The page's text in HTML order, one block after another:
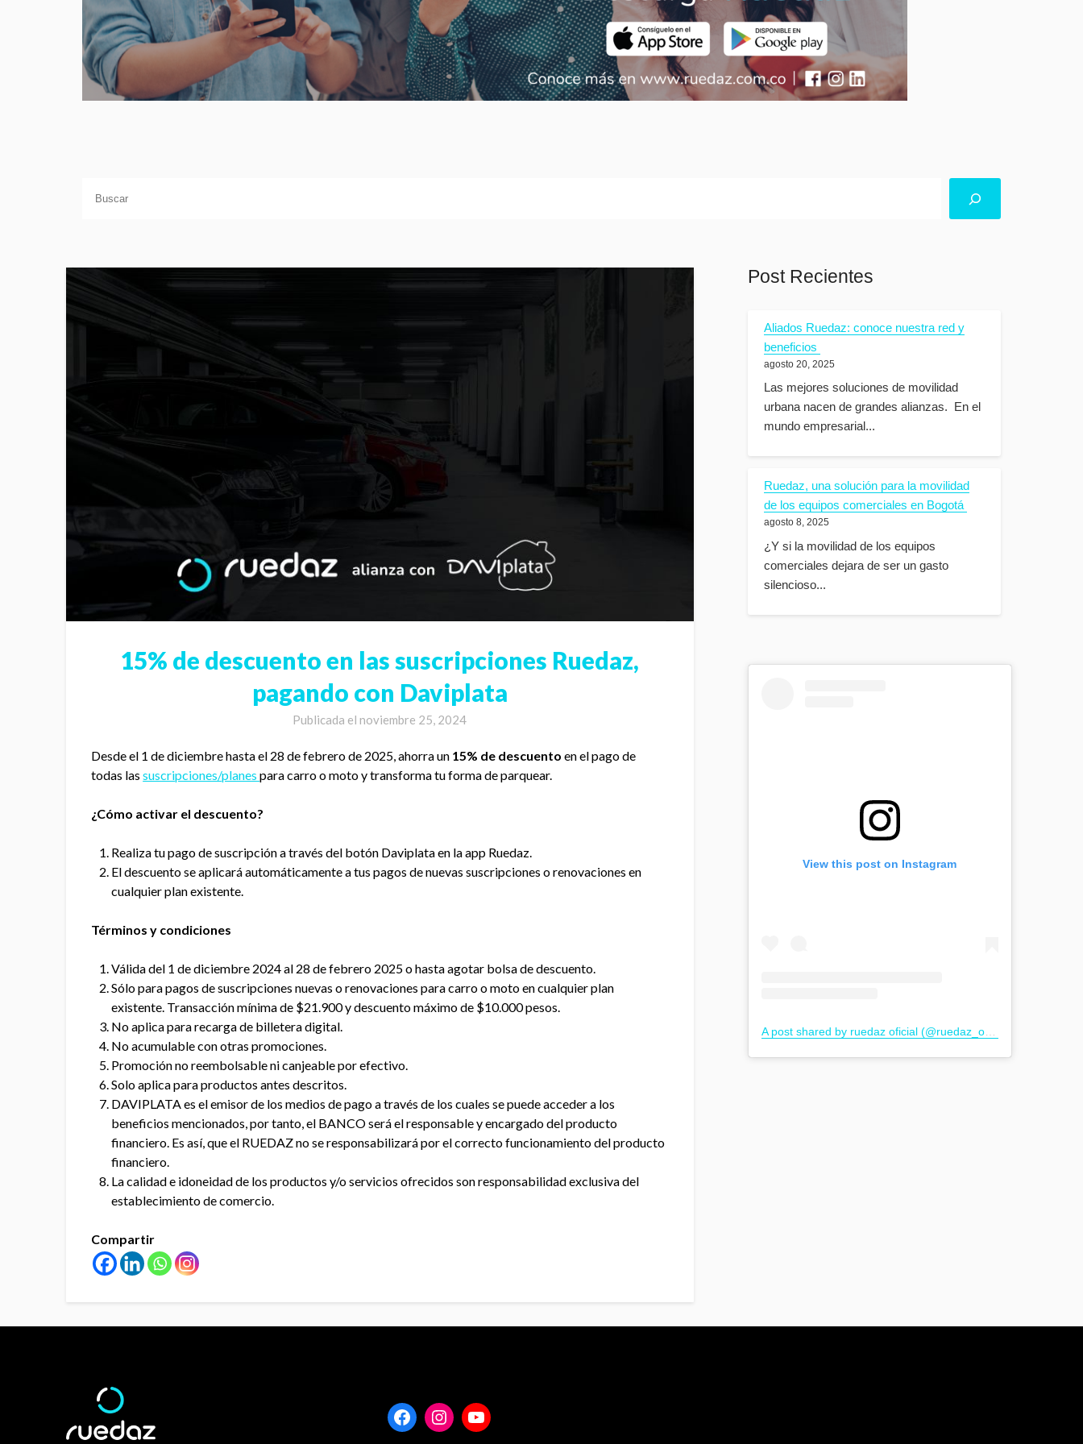
15% de descuento en las suscripciones Ruedaz,
pagando con Daviplata
Publicada el noviembre 25, 2024
Desde el 1 de diciembre hasta el 28 de febrero de 2025, ahorra un 15% de descuento en el pago de
todas lassuscripciones/planespara carro o moto y transforma tu forma de parquear.
¿Cómo activar el descuento?
Realiza tu pago de suscripción a través del botón Daviplata en la app Ruedaz.
El descuento se aplicará automáticamente a tus pagos de nuevas suscripciones o renovaciones en
cualquier plan existente.
Términos y condiciones
Válida del 1 de diciembre 2024 al 28 de febrero 2025 o hasta agotar bolsa de descuento.
​Sólo para pagos de suscripciones nuevas o renovaciones para carro o moto en cualquier plan
existente. Transacción mínima de $21.900 y descuento máximo de $10.000 pesos.
No aplica para recarga de billetera digital.
No acumulable con otras promociones.
Promoción no reembolsable ni canjeable por efectivo.
Solo aplica para productos antes descritos.
DAVIPLATA es el emisor de los medios de pago a través de los cuales se puede acceder a los
beneficios mencionados, por tanto, el BANCO será el responsable y encargado del producto
financiero. Es así, que el RUEDAZ no se responsabilizará por el correcto funcionamiento del producto
financiero.
La calidad e idoneidad de los productos y/o servicios ofrecidos son responsabilidad exclusiva del
establecimiento de comercio.
Compartir
Post Recientes
Aliados Ruedaz: conoce nuestra red y
beneficios
agosto 20, 2025
Las mejores soluciones de movilidad
urbana nacen de grandes alianzas. En el
mundo empresarial...
Ruedaz, una solución para la movilidad
de los equipos comerciales en Bogotá
agosto 8, 2025
¿Y si la movilidad de los equipos
comerciales dejara de ser un gasto
silencioso...
View this post on Instagram
A post shared by ruedaz oficial (@ruedaz_oficial)
Facebook
Instagram
YouTube